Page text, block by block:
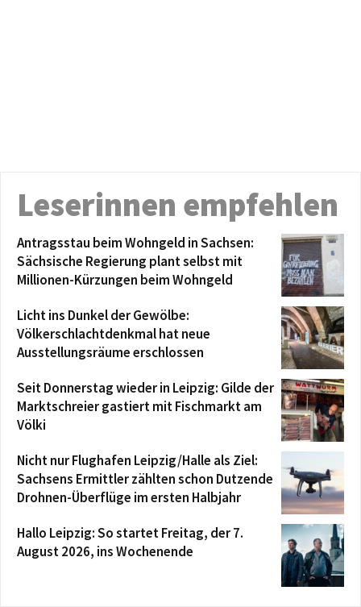
Leserinnen empfehlen
Antragsstau beim Wohngeld in Sachsen:
Sächsische Regierung plant selbst mit
Millionen-Kürzungen beim Wohngeld
Licht ins Dunkel der Gewölbe:
Völkerschlachtdenkmal hat neue
Ausstellungsräume erschlossen
Seit Donnerstag wieder in Leipzig: Gilde der
Marktschreier gastiert mit Fischmarkt am
Völki
Nicht nur Flughafen Leipzig/Halle als Ziel:
Sachsens Ermittler zählten schon Dutzende
Drohnen-Überflüge im ersten Halbjahr
Hallo Leipzig: So startet Freitag, der 7.
August 2026, ins Wochenende